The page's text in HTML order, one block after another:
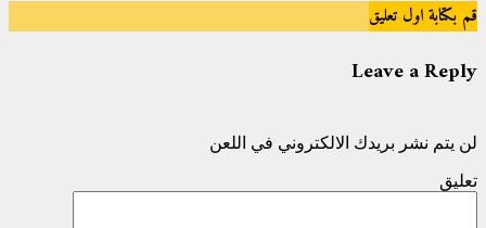
قم بكتابة اول تعليق
Leave a Reply
لن يتم نشر بريدك الالكتروني في اللعن
تعليق